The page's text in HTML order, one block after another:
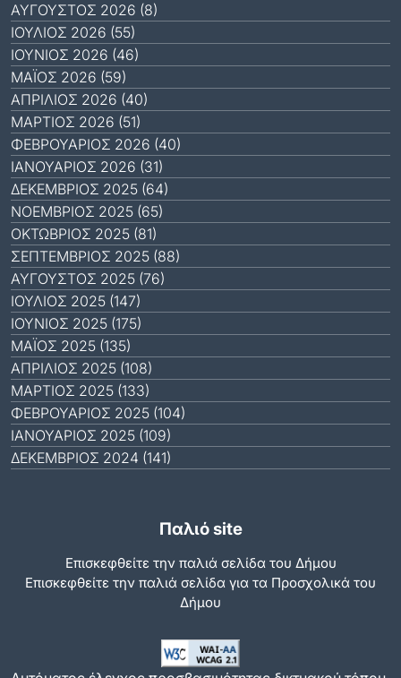
ΑΎΓΟΥΣΤΟΣ 2026 (8)
ΙΟΎΛΙΟΣ 2026 (55)
ΙΟΎΝΙΟΣ 2026 (46)
ΜΆΙΟΣ 2026 (59)
ΑΠΡΊΛΙΟΣ 2026 (40)
ΜΆΡΤΙΟΣ 2026 (51)
ΦΕΒΡΟΥΆΡΙΟΣ 2026 (40)
ΙΑΝΟΥΆΡΙΟΣ 2026 (31)
ΔΕΚΈΜΒΡΙΟΣ 2025 (64)
ΝΟΈΜΒΡΙΟΣ 2025 (65)
ΟΚΤΏΒΡΙΟΣ 2025 (81)
ΣΕΠΤΈΜΒΡΙΟΣ 2025 (88)
ΑΎΓΟΥΣΤΟΣ 2025 (76)
ΙΟΎΛΙΟΣ 2025 (147)
ΙΟΎΝΙΟΣ 2025 (175)
ΜΆΙΟΣ 2025 (135)
ΑΠΡΊΛΙΟΣ 2025 (108)
ΜΆΡΤΙΟΣ 2025 (133)
ΦΕΒΡΟΥΆΡΙΟΣ 2025 (104)
ΙΑΝΟΥΆΡΙΟΣ 2025 (109)
ΔΕΚΈΜΒΡΙΟΣ 2024 (141)
Παλιό site
Επισκεφθείτε την παλιά σελίδα του Δήμου
Eπισκεφθείτε την παλιά σελίδα για τα Προσχολικά του
Δήμου